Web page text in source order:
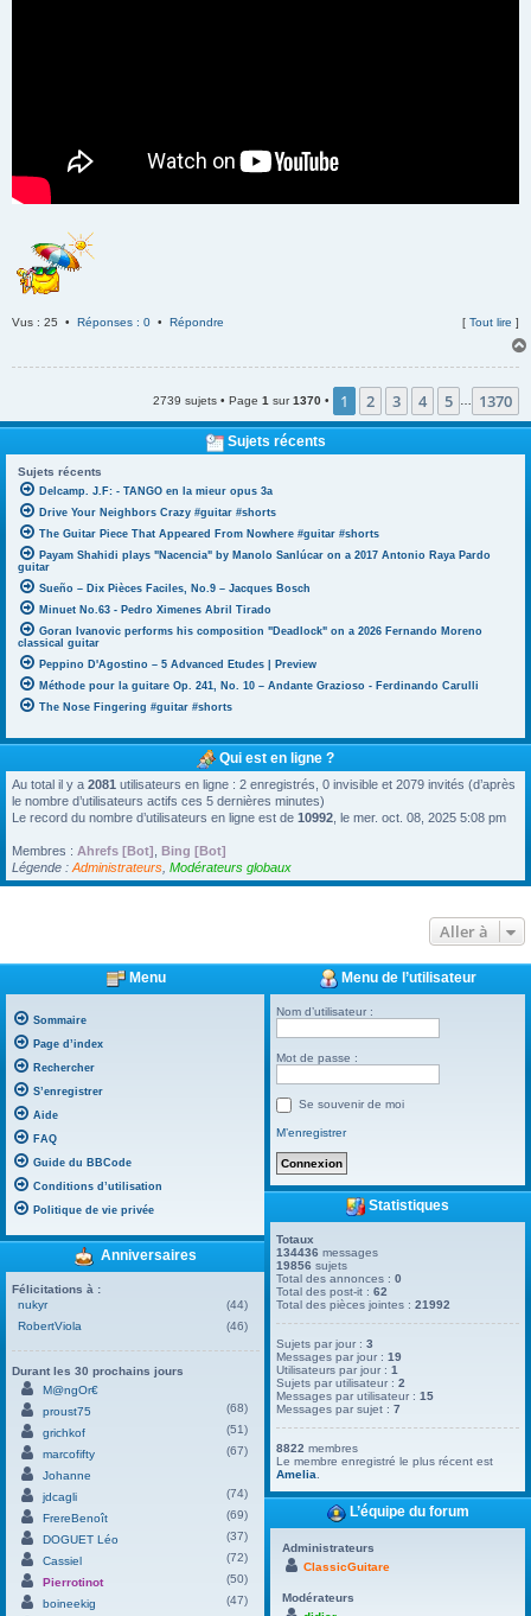
Vus : 25 • Réponses : 0 • Répondre [ Tout lire ]
2739 sujets • Page 1 sur1370 • 1 2 3 4 5 1370
Sujets récents
Sujets récents
Delcamp. J.F: - TANGO en la mieur opus 3a
Drive Your Neighbors Crazy #guitar #shorts
The Guitar Piece That Appeared From Nowhere #guitar #shorts
Payam Shahidi plays "Nacencia" by Manolo Sanlúcar on a 2017 Antonio Raya Pardo
guitar
Sueño – Dix Pièces Faciles, No.9 – Jacques Bosch
Minuet No.63 - Pedro Ximenes Abril Tirado
Goran Ivanovic performs his composition "Deadlock" on a 2026 Fernando Moreno
classical guitar
Peppino D'Agostino – 5 Advanced Etudes | Preview
Méthode pour la guitare Op. 241, No. 10 – Andante Grazioso - Ferdinando Carulli
The Nose Fingering #guitar #shorts
Qui est en ligne ?
Au total il y a 2081 utilisateurs en ligne : 2 enregistrés, 0 invisible et 2079 invités (d’après
le nombre d’utilisateurs actifs ces 5 dernières minutes)
Le record du nombre d’utilisateurs en ligne est de 10992 , le mer. oct. 08, 2025 5:08 pm
Membres : Ahrefs [Bot] Bing [Bot]
Légende : Administrateurs Modérateurs globaux
Aller à
Menu
Sommaire
Page d’index
Rechercher
S’enregistrer
Aide
FAQ
Guide du BBCode
Conditions d’utilisation
Politique de vie privée
Anniversaires
Félicitations à :
nukyr
(44)
RobertViola
(46)
Durant les 30 prochains jours
M@ngOr€
proust75
(68)
grichkof
(51)
marcofifty
(67)
Johanne
jdcagli
(74)
FrereBenoît
(69)
DOGUET Léo
(37)
Cassiel
(72)
Pierrotinot
(50)
boineekig
(47)
Menu de l’utilisateur
Nom d’utilisateur :
Mot de passe :
Se souvenir de moi
M’enregistrer
Statistiques
Totaux
134436 messages
19856 sujets
Total des annonces :0
Total des post-it :62
Total des pièces jointes :21992
Sujets par jour :3
Messages par jour :19
Utilisateurs par jour :1
Sujets par utilisateur :2
Messages par utilisateur :15
Messages par sujet :7
8822 membres
Le membre enregistré le plus récent est
Amelia
L’équipe du forum
Administrateurs
ClassicGuitare
Modérateurs